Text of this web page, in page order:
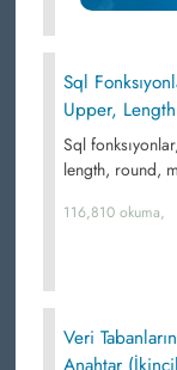
Sql
Upper,
Sql
length, round,
116,810 okuma,
Veri